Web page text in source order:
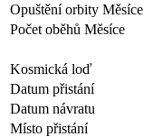
Opuštění orbity Měsíce
Počet oběhů Měsíce
Kosmická loď
Datum přistání
Datum návratu
Místo přistání